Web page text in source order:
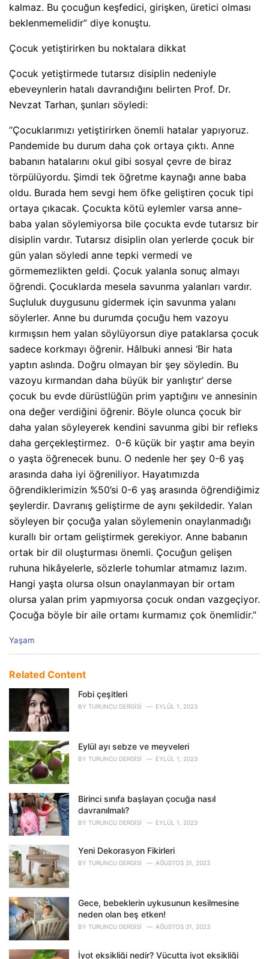
kalmaz. Bu çocuğun keşfedici, girişken, üretici olması
beklenmemelidir” diye konuştu.
Çocuk yetiştirirken bu noktalara dikkat
Çocuk yetiştirmede tutarsız disiplin nedeniyle
ebeveynlerin hatalı davrandığını belirten Prof. Dr.
Nevzat Tarhan, şunları söyledi:
“Çocuklarımızı yetiştirirken önemli hatalar yapıyoruz.
Pandemide bu durum daha çok ortaya çıktı. Anne
babanın hatalarını okul gibi sosyal çevre de biraz
törpülüyordu. Şimdi tek öğretme kaynağı anne baba
oldu. Burada hem sevgi hem öfke geliştiren çocuk tipi
ortaya çıkacak. Çocukta kötü eylemler varsa anne-
baba yalan söylemiyorsa bile çocukta evde tutarsız bir
disiplin vardır. Tutarsız disiplin olan yerlerde çocuk bir
gün yalan söyledi anne tepki vermedi ve
görmemezlikten geldi. Çocuk yalanla sonuç almayı
öğrendi. Çocuklarda mesela savunma yalanları vardır.
Suçluluk duygusunu gidermek için savunma yalanı
söylerler. Anne bu durumda çocuğu hem vazoyu
kırmışsın hem yalan söylüyorsun diye pataklarsa çocuk
sadece korkmayı öğrenir. Hâlbuki annesi ‘Bir hata
yaptın aslında. Doğru olmayan bir şey söyledin. Bu
vazoyu kırmandan daha büyük bir yanlıştır’ derse
çocuk bu evde dürüstlüğün prim yaptığını ve annesinin
ona değer verdiğini öğrenir. Böyle olunca çocuk bir
daha yalan söyleyerek kendini savunma gibi bir refleks
daha gerçekleştirmez. 0-6 küçük bir yaştır ama beyin
o yaşta öğrenecek bunu. O nedenle her şey 0-6 yaş
arasında daha iyi öğreniliyor. Hayatımızda
öğrendiklerimizin %50’si 0-6 yaş arasında öğrendiğimiz
şeylerdir. Davranış geliştirme de aynı şekildedir. Yalan
söyleyen bir çocuğa yalan söylemenin onaylanmadığı
kurallı bir ortam geliştirmek gerekiyor. Anne babanın
ortak bir dil oluşturması önemli. Çocuğun gelişen
ruhuna hikâyelerle, sözlerle tohumlar atmamız lazım.
Hangi yaşta olursa olsun onaylanmayan bir ortam
olursa yalan prim yapmıyorsa çocuk ondan vazgeçiyor.
Çocuğa böyle bir aile ortamı kurmamız çok önemlidir.”
C
e
e
:
Yaşam
Related Content
Fobi çeşitleri
BY TURUNCU DERGISI EYLÜL 1, 2023
Eylül ayı sebze ve meyveleri
BY TURUNCU DERGISI EYLÜL 1, 2023
Birinci sınıfa başlayan çocuğa nasıl
davranılmalı?
BY TURUNCU DERGISI EYLÜL 1, 2023
Yeni Dekorasyon Fikirleri
BY TURUNCU DERGISI AĞUSTOS 31, 2023
Gece, bebeklerin uykusunun kesilmesine
neden olan beş etken!
BY TURUNCU DERGISI AĞUSTOS 31, 2023
İyot eksikliği nedir? Vücutta iyot eksikliği